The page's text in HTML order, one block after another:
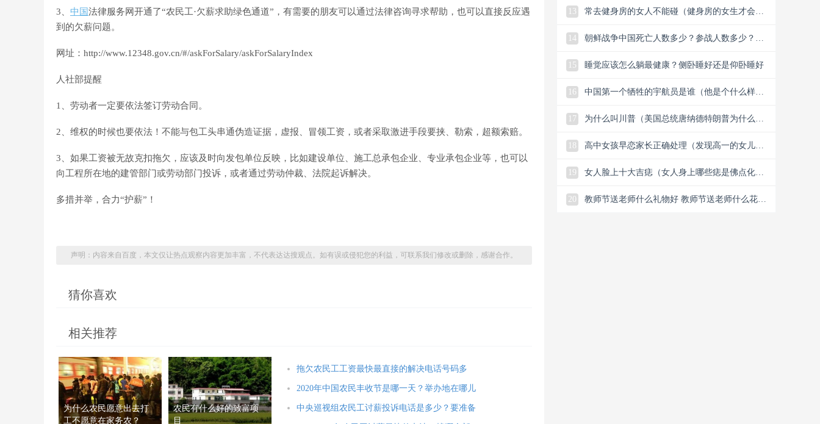
3、 中国法律服务网开通了“农民工·欠薪求助绿色通道”，有需要的朋友可以通过法律咨询寻求帮助，也可以直接反应遇
到的欠薪问题。
网址：http://www.12348.gov.cn/#/askForSalary/askForSalaryIndex
人社部提醒
1、劳动者一定要依法签订劳动合同。
2、维权的时候也要依法！不能与包工头串通伪造证据，虚报、冒领工资，或者采取激进手段要挟、勒索，超额索赔。
3、如果工资被无故克扣拖欠，应该及时向发包单位反映，比如建设单位、施工总承包企业、专业承包企业等，也可以
向工程所在地的建管部门或劳动部门投诉，或者通过劳动仲裁、法院起诉解决。
多措并举，合力“护薪”！
声明：内容来自百度，本文仅让热点观察内容更加丰富，不代表达达搜观点。如有误或侵犯您的利益，可联系我们修改或删除，感谢合作。
猜你喜欢
相关推荐
为什么农民愿意出去打
工不愿意在家务农？
农民有什么好的致富项
目
拖欠农民工工资最快最直接的解决电话号码多
2020年中国农民丰收节是哪一天？举办地在哪儿
中央巡视组农民工讨薪投诉电话是多少？要准备
13
常去健身房的女人不能碰（健身房的女生才会懂
14
朝鲜战争中国死亡人数多少？参战人数多少？中
15
睡觉应该怎么躺最健康？侧卧睡好还是仰卧睡好
16
中国第一个牺牲的宇航员是谁（他是个什么样的
17
为什么叫川普（美国总统唐纳德特朗普为什么叫
18
高中女孩早恋家长正确处理（发现高一的女儿早
19
女人脸上十大吉痣（女人身上哪些痣是佛点化的
20
教师节送老师什么礼物好 教师节送老师什么花合